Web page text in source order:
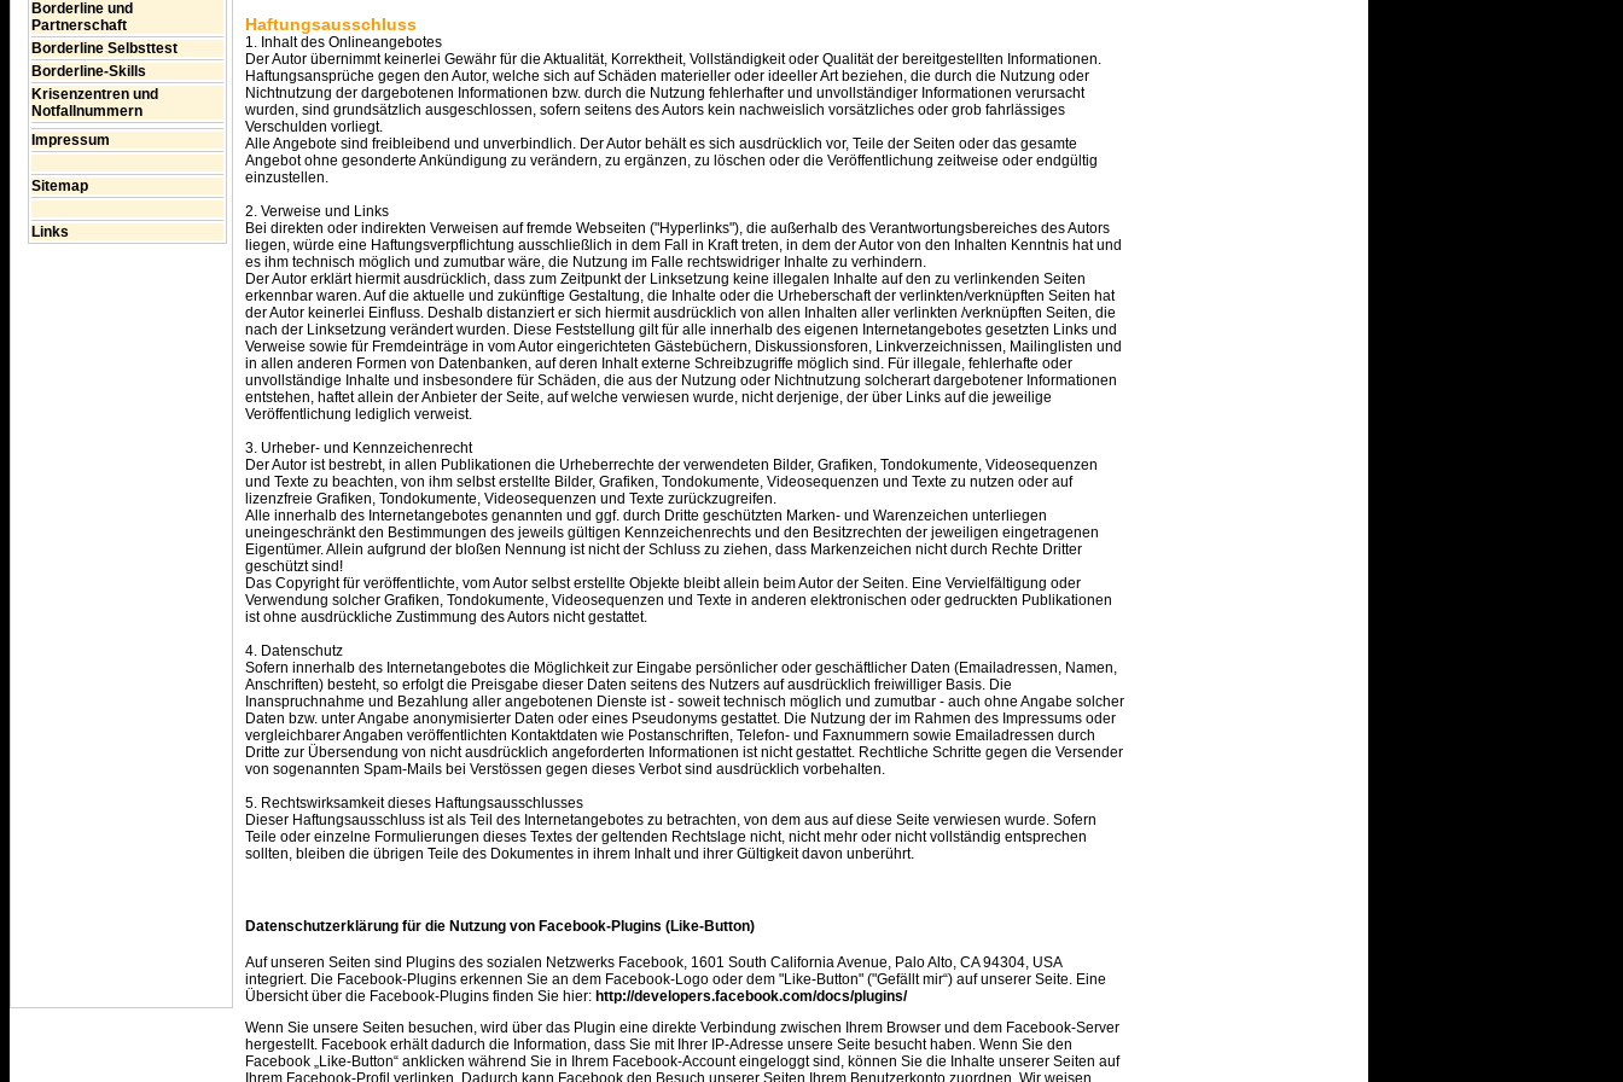
Borderline und
Partnerschaft
Borderline Selbsttest
Borderline-Skills
Krisenzentren und
Notfallnummern
Impressum
Sitemap
Links
Haftungsausschluss
1. Inhalt des Onlineangebotes
Der Autor übernimmt keinerlei Gewähr für die Aktualität, Korrektheit, Vollständigkeit oder Qualität der bereitgestellten Informationen.
Haftungsansprüche gegen den Autor, welche sich auf Schäden materieller oder ideeller Art beziehen, die durch die Nutzung oder
Nichtnutzung der dargebotenen Informationen bzw. durch die Nutzung fehlerhafter und unvollständiger Informationen verursacht
wurden, sind grundsätzlich ausgeschlossen, sofern seitens des Autors kein nachweislich vorsätzliches oder grob fahrlässiges
Verschulden vorliegt.
Alle Angebote sind freibleibend und unverbindlich. Der Autor behält es sich ausdrücklich vor, Teile der Seiten oder das gesamte
Angebot ohne gesonderte Ankündigung zu verändern, zu ergänzen, zu löschen oder die Veröffentlichung zeitweise oder endgültig
einzustellen.
2. Verweise und Links
Bei direkten oder indirekten Verweisen auf fremde Webseiten ("Hyperlinks"), die außerhalb des Verantwortungsbereiches des Autors
liegen, würde eine Haftungsverpflichtung ausschließlich in dem Fall in Kraft treten, in dem der Autor von den Inhalten Kenntnis hat und
es ihm technisch möglich und zumutbar wäre, die Nutzung im Falle rechtswidriger Inhalte zu verhindern.
Der Autor erklärt hiermit ausdrücklich, dass zum Zeitpunkt der Linksetzung keine illegalen Inhalte auf den zu verlinkenden Seiten
erkennbar waren. Auf die aktuelle und zukünftige Gestaltung, die Inhalte oder die Urheberschaft der verlinkten/verknüpften Seiten hat
der Autor keinerlei Einfluss. Deshalb distanziert er sich hiermit ausdrücklich von allen Inhalten aller verlinkten /verknüpften Seiten, die
nach der Linksetzung verändert wurden. Diese Feststellung gilt für alle innerhalb des eigenen Internetangebotes gesetzten Links und
Verweise sowie für Fremdeinträge in vom Autor eingerichteten Gästebüchern, Diskussionsforen, Linkverzeichnissen, Mailinglisten und
in allen anderen Formen von Datenbanken, auf deren Inhalt externe Schreibzugriffe möglich sind. Für illegale, fehlerhafte oder
unvollständige Inhalte und insbesondere für Schäden, die aus der Nutzung oder Nichtnutzung solcherart dargebotener Informationen
entstehen, haftet allein der Anbieter der Seite, auf welche verwiesen wurde, nicht derjenige, der über Links auf die jeweilige
Veröffentlichung lediglich verweist.
3. Urheber- und Kennzeichenrecht
Der Autor ist bestrebt, in allen Publikationen die Urheberrechte der verwendeten Bilder, Grafiken, Tondokumente, Videosequenzen
und Texte zu beachten, von ihm selbst erstellte Bilder, Grafiken, Tondokumente, Videosequenzen und Texte zu nutzen oder auf
lizenzfreie Grafiken, Tondokumente, Videosequenzen und Texte zurückzugreifen.
Alle innerhalb des Internetangebotes genannten und ggf. durch Dritte geschützten Marken- und Warenzeichen unterliegen
uneingeschränkt den Bestimmungen des jeweils gültigen Kennzeichenrechts und den Besitzrechten der jeweiligen eingetragenen
Eigentümer. Allein aufgrund der bloßen Nennung ist nicht der Schluss zu ziehen, dass Markenzeichen nicht durch Rechte Dritter
geschützt sind!
Das Copyright für veröffentlichte, vom Autor selbst erstellte Objekte bleibt allein beim Autor der Seiten. Eine Vervielfältigung oder
Verwendung solcher Grafiken, Tondokumente, Videosequenzen und Texte in anderen elektronischen oder gedruckten Publikationen
ist ohne ausdrückliche Zustimmung des Autors nicht gestattet.
4. Datenschutz
Sofern innerhalb des Internetangebotes die Möglichkeit zur Eingabe persönlicher oder geschäftlicher Daten (Emailadressen, Namen,
Anschriften) besteht, so erfolgt die Preisgabe dieser Daten seitens des Nutzers auf ausdrücklich freiwilliger Basis. Die
Inanspruchnahme und Bezahlung aller angebotenen Dienste ist - soweit technisch möglich und zumutbar - auch ohne Angabe solcher
Daten bzw. unter Angabe anonymisierter Daten oder eines Pseudonyms gestattet. Die Nutzung der im Rahmen des Impressums oder
vergleichbarer Angaben veröffentlichten Kontaktdaten wie Postanschriften, Telefon- und Faxnummern sowie Emailadressen durch
Dritte zur Übersendung von nicht ausdrücklich angeforderten Informationen ist nicht gestattet. Rechtliche Schritte gegen die Versender
von sogenannten Spam-Mails bei Verstössen gegen dieses Verbot sind ausdrücklich vorbehalten.
5. Rechtswirksamkeit dieses Haftungsausschlusses
Dieser Haftungsausschluss ist als Teil des Internetangebotes zu betrachten, von dem aus auf diese Seite verwiesen wurde. Sofern
Teile oder einzelne Formulierungen dieses Textes der geltenden Rechtslage nicht, nicht mehr oder nicht vollständig entsprechen
sollten, bleiben die übrigen Teile des Dokumentes in ihrem Inhalt und ihrer Gültigkeit davon unberührt.
Datenschutzerklärung für die Nutzung von Facebook-Plugins (Like-Button)
Auf unseren Seiten sind Plugins des sozialen Netzwerks Facebook, 1601 South California Avenue, Palo Alto, CA 94304, USA
integriert. Die Facebook-Plugins erkennen Sie an dem Facebook-Logo oder dem "Like-Button" ("Gefällt mir“) auf unserer Seite. Eine
Übersicht über die Facebook-Plugins finden Sie hier: http://developers.facebook.com/docs/plugins/
Wenn Sie unsere Seiten besuchen, wird über das Plugin eine direkte Verbindung zwischen Ihrem Browser und dem Facebook-Server
hergestellt. Facebook erhält dadurch die Information, dass Sie mit Ihrer IP-Adresse unsere Seite besucht haben. Wenn Sie den
Facebook „Like-Button“ anklicken während Sie in Ihrem Facebook-Account eingeloggt sind, können Sie die Inhalte unserer Seiten auf
Ihrem Facebook-Profil verlinken. Dadurch kann Facebook den Besuch unserer Seiten Ihrem Benutzerkonto zuordnen. Wir weisen